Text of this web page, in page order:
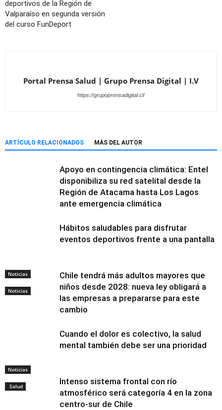
deportivos de la Región de
Valparaíso en segunda versión
del curso FunDeport
Portal Prensa Salud | Grupo Prensa Digital | I.V
https://grupoprensadigital.cl/
ARTÍCULO RELACIONADOS MÁS DEL AUTOR
Noticias
Apoyo en contingencia climática: Entel
disponibiliza su red satelital desde la
Región de Atacama hasta Los Lagos
ante emergencia climática
Noticias
Hábitos saludables para disfrutar
eventos deportivos frente a una pantalla
Noticias
Chile tendrá más adultos mayores que
niños desde 2028: nueva ley obligará a
las empresas a prepararse para este
cambio
Salud
Cuando el dolor es colectivo, la salud
mental también debe ser una prioridad
Intenso sistema frontal con río
atmosférico será categoría 4 en la zona
centro-sur de Chile